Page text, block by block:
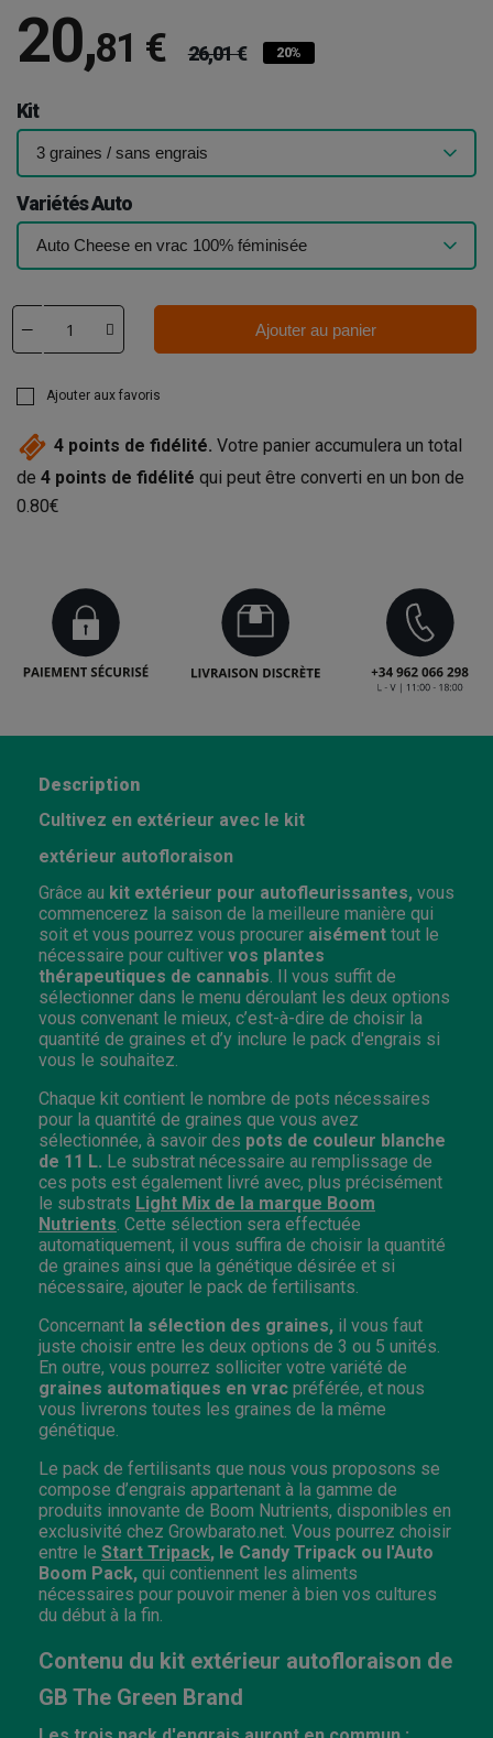
20,81 € 26,01 € 20%
Kit
Variétés Auto
Ajouter au panier
Ajouter aux favoris
4 points de fidélité. Votre panier accumulera un total
de 4 points de fidélité qui peut être converti en un bon de
0.80€
Description
Cultivez en extérieur avec le kit
extérieur autofloraison
Grâce au kit extérieur pour autofleurissantes, vous
commencerez la saison de la meilleure manière qui
soit et vous pourrez vous procurer aisément tout le
nécessaire pour cultiver vos plantes
thérapeutiques de cannabis . Il vous suffit de
sélectionner dans le menu déroulant les deux options
vous convenant le mieux, c’est-à-dire de choisir la
quantité de graines et d’y inclure le pack d'engrais si
vous le souhaitez.
Chaque kit contient le nombre de pots nécessaires
pour la quantité de graines que vous avez
sélectionnée, à savoir des pots de couleur blanche
de 11 L. Le substrat nécessaire au remplissage de
ces pots est également livré avec, plus précisément
le substrats Light Mix de la marque Boom
Nutrients . Cette sélection sera effectuée
automatiquement, il vous suffira de choisir la quantité
de graines ainsi que la génétique désirée et si
nécessaire, ajouter le pack de fertilisants.
Concernant la sélection des graines, il vous faut
juste choisir entre les deux options de 3 ou 5 unités.
En outre, vous pourrez solliciter votre variété de
graines automatiques en vrac préférée, et nous
vous livrerons toutes les graines de la même
génétique.
Le pack de fertilisants que nous vous proposons se
compose d’engrais appartenant à la gamme de
produits innovante de Boom Nutrients, disponibles en
exclusivité chez Growbarato.net. Vous pourrez choisir
entre le Start Tripack, le Candy Tripack ou l'Auto
Boom Pack, qui contiennent les aliments
nécessaires pour pouvoir mener à bien vos cultures
du début à la fin.
Contenu du kit extérieur autofloraison de
GB The Green Brand